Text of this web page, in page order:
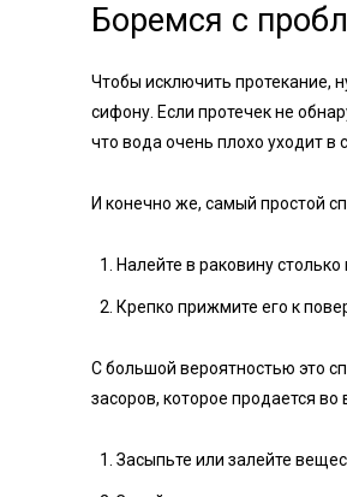
Боремся с
Чтобы исключить протекание,
сифону. Если протечек не
что вода очень плохо уходит в
И конечно же, самый простой
Налейте в раковину
Крепко прижмите его к
С большой вероятностью это
засоров, которое продается
Засыпьте или залейте